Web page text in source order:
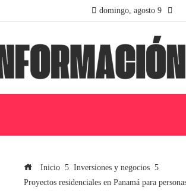
domingo, agosto 9
Inicio
Inversiones y negocios
Proyectos residenciales en Panamá para